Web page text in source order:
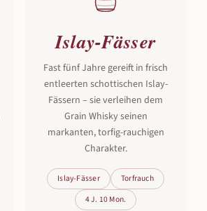
Islay-Fässer
Fast fünf Jahre gereift in frisch
entleerten schottischen Islay-
Fässern – sie verleihen dem
Grain Whisky seinen
markanten, torfig-rauchigen
Charakter.
Islay-Fässer
Torfrauch
4 J. 10 Mon.